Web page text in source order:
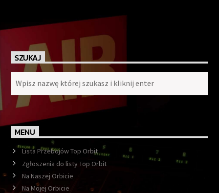
SZUKAJ
MENU
Lista Przebojów Top Orbit
Zgłoszenia do listy Top Orbit
Na Naszej Orbicie
Na Mojej Orbicie